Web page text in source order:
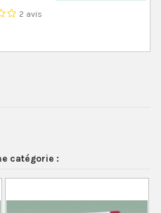
2 avis
catégorie :